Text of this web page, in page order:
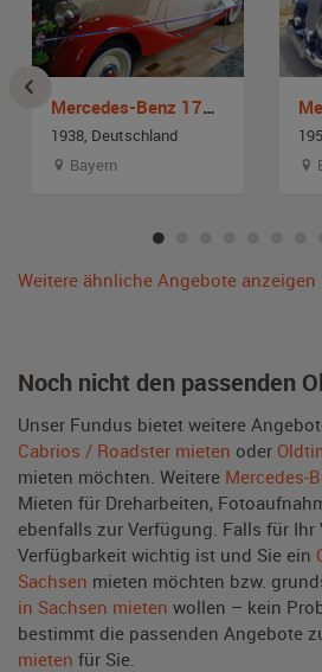
Mercedes-Benz 170 V Cabrio B
1938, Deutschland
Bayern
Weitere ähnliche Angebote anzeigen
Noch nicht den passenden
Unser Fundus bietet weitere
Cabrios / Roadster mieten oder
mieten möchten. Weitere Mercedes-
Mieten für Dreharbeiten,
ebenfalls zur Verfügung. Falls für
Verfügbarkeit wichtig ist und Sie ein
Sachsen mieten möchten bzw.
in Sachsen mieten wollen – kein
bestimmt die passenden Angebote
mieten für Sie.